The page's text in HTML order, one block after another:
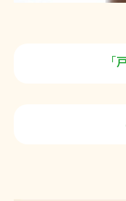
「